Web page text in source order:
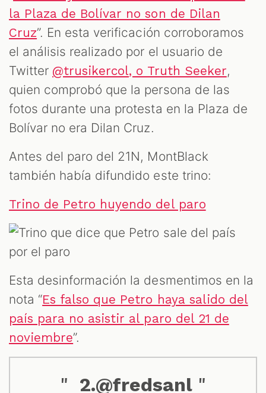
la Plaza de Bolívar no son de Dilan
Cruz”. En esta verificación corroboramos
el análisis realizado por el usuario de
Twitter @trusikercol, o Truth Seeker,
quien comprobó que la persona de las
fotos durante una protesta en la Plaza de
Bolívar no era Dilan Cruz.
Antes del paro del 21N, MontBlack
también había difundido este trino:
Trino de Petro huyendo del paro
Esta desinformación la desmentimos en la
nota “Es falso que Petro haya salido del
país para no asistir al paro del 21 de
noviembre”.
2.@fredsanl